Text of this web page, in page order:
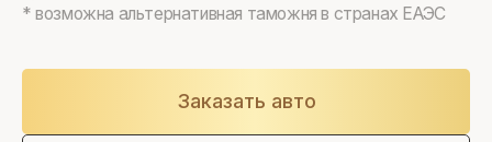
* возможна альтернативная таможня в странах ЕАЭС
Заказать авто